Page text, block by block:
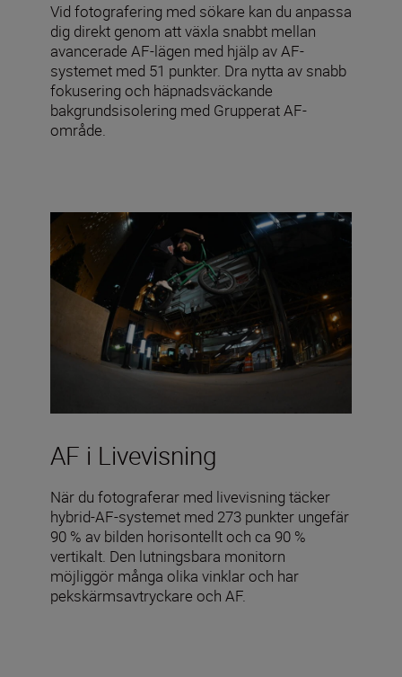
Vid fotografering med sökare kan du anpassa
dig direkt genom att växla snabbt mellan
avancerade AF-lägen med hjälp av AF-
systemet med 51 punkter. Dra nytta av snabb
fokusering och häpnadsväckande
bakgrundsisolering med Grupperat AF-
område.
AF i Livevisning
När du fotograferar med livevisning täcker
hybrid-AF-systemet med 273 punkter ungefär
90 % av bilden horisontellt och ca 90 %
vertikalt. Den lutningsbara monitorn
möjliggör många olika vinklar och har
pekskärmsavtryckare och AF.